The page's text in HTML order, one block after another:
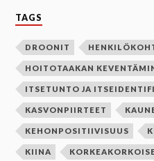
TAGS
DROONIT
HOITOTAAKAN
ITSETUNTO JA
KASVONPIIRTEET
KEHONPOSITIIVISUUS
KIINA